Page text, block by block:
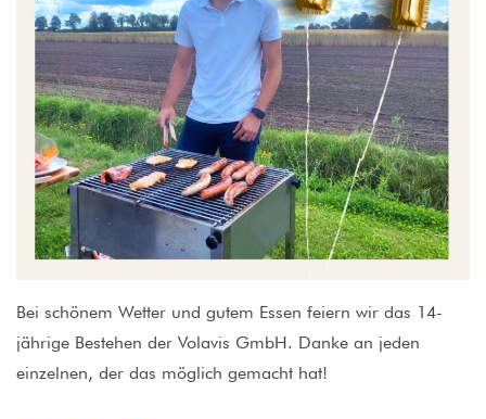
Bei schönem Wetter und gutem Essen feiern wir das 14-
jährige Bestehen der Volavis GmbH. Danke an jeden
einzelnen, der das möglich gemacht hat!